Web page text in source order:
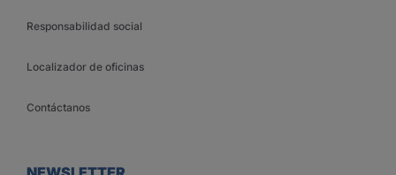
Responsabilidad social
Localizador de oficinas
Contáctanos